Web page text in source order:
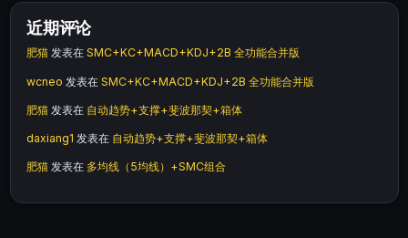
近期评论
肥猫 发表在 SMC+KC+MACD+KDJ+2B 全功能合并版
wcneo 发表在 SMC+KC+MACD+KDJ+2B 全功能合并版
肥猫 发表在 自动趋势+支撑+斐波那契+箱体
daxiang1 发表在 自动趋势+支撑+斐波那契+箱体
肥猫 发表在 多均线（5均线）+SMC组合